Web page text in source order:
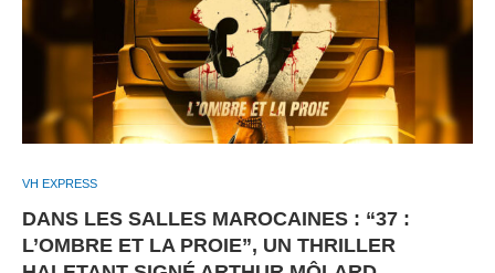
VH EXPRESS
DANS LES SALLES MAROCAINES : “37 :
L’OMBRE ET LA PROIE”, UN THRILLER